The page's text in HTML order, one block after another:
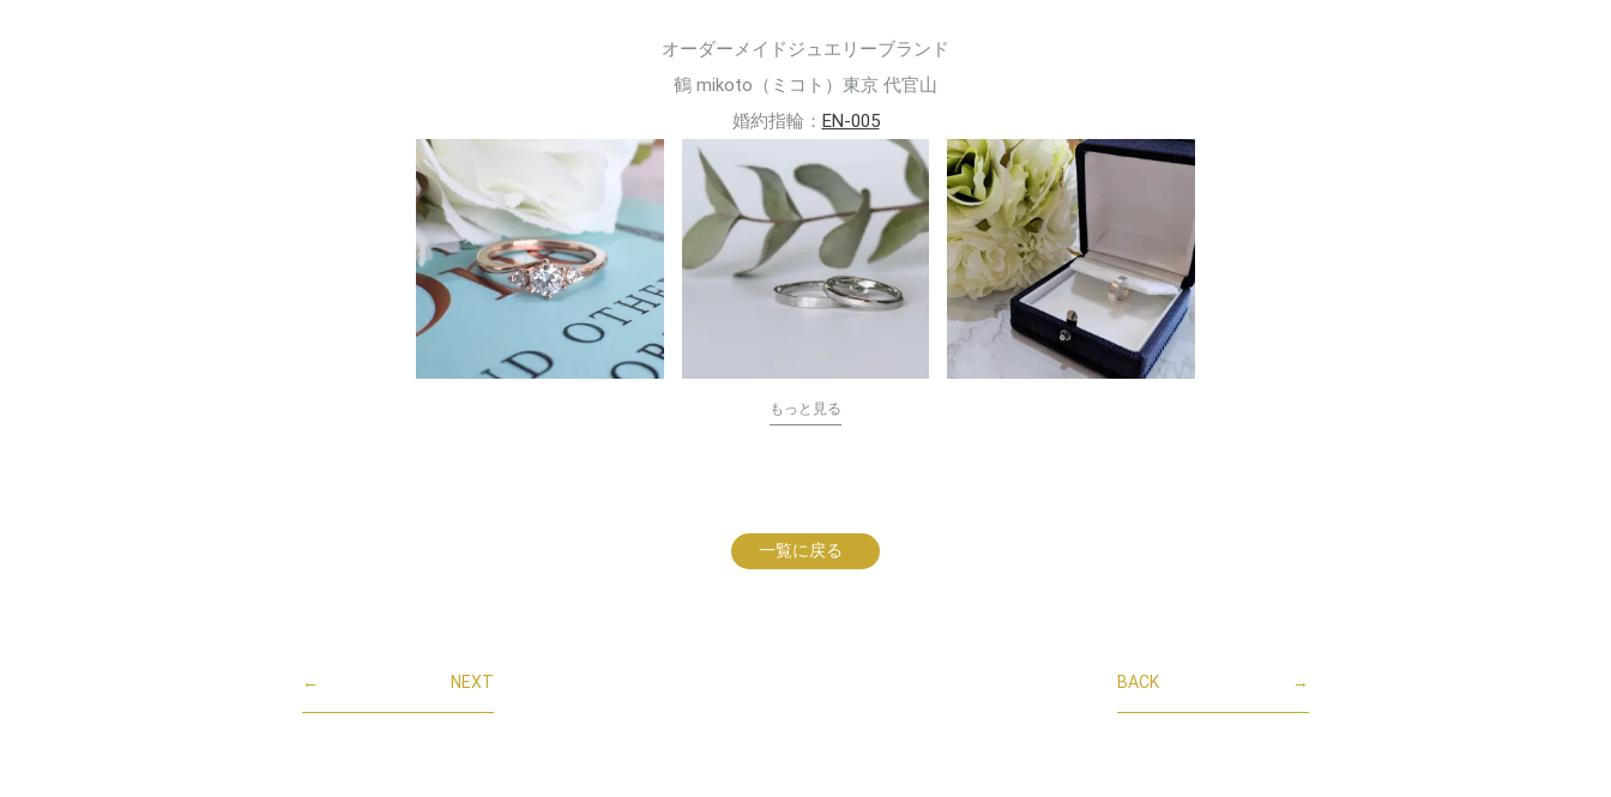
オーダーメイドジュエリーブランド
鶴 mikoto（ミコト）東京 代官山
婚約指輪： EN-005
もっと見る
一覧に戻る
← NEXT →
BACK